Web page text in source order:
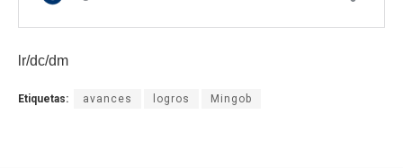
lr/dc/dm
Etiquetas: avances logros Mingob